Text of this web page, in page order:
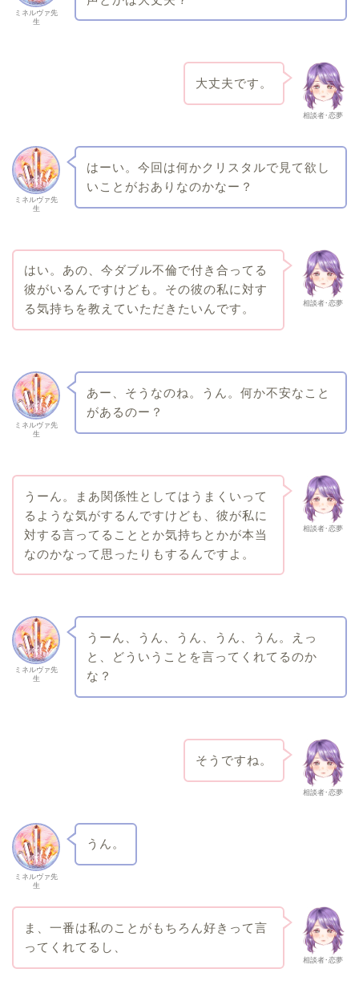
ミネルヴァ先
生
相談者･恋夢
大丈夫です。
ミネルヴァ先
生
はーい。今回は何かクリスタルで見て欲し
いことがおありなのかなー？
相談者･恋夢
はい。あの、今ダブル不倫で付き合ってる
彼がいるんですけども。その彼の私に対す
る気持ちを教えていただきたいんです。
ミネルヴァ先
生
あー、そうなのね。うん。何か不安なこと
があるのー？
相談者･恋夢
うーん。まあ関係性としてはうまくいって
るような気がするんですけども、彼が私に
対する言ってることとか気持ちとかが本当
なのかなって思ったりもするんですよ。
ミネルヴァ先
生
うーん、うん、うん、うん、うん。えっ
と、どういうことを言ってくれてるのか
な？
相談者･恋夢
そうですね。
ミネルヴァ先
生
うん。
相談者･恋夢
ま、一番は私のことがもちろん好きって言
ってくれてるし、